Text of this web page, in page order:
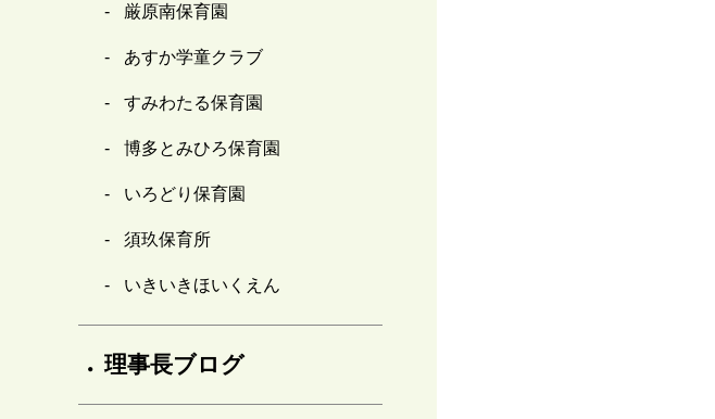
厳原南保育園
あすか学童クラブ
すみわたる保育園
博多とみひろ保育園
いろどり保育園
須玖保育所
いきいきほいくえん
理事長ブログ